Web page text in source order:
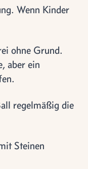
Wenn Kinder
ohne Grund.
aber ein
regelmäßig die
Steinen